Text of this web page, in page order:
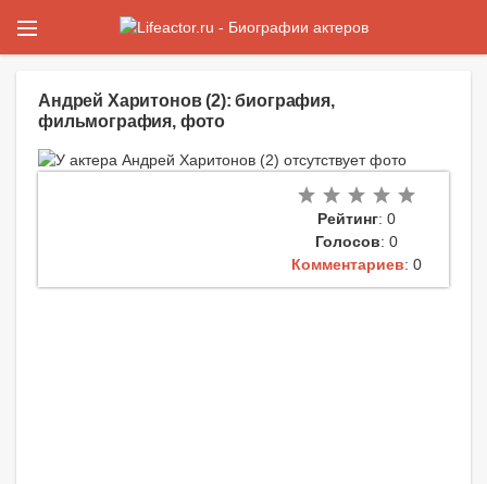
Андрей Харитонов (2): биография,
фильмография, фото
Рейтинг: 0
Голосов: 0
Комментариев: 0